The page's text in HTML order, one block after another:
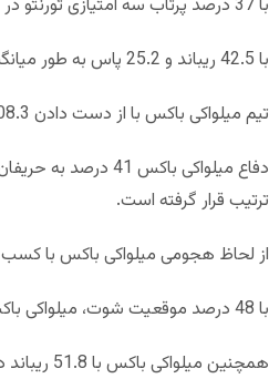
با 37 درصد پرتاب سه امتیازی تورنتو در رده پنجم قرار گرفته است.
با 42.5 ریباند و 25.2 پاس به طور میانگین در هر بازی، تورنتو به ترتیب از این حیث در رده های دوازدهم و یازدهم قرار گرفته است.
تیم میلواکی باکس با از دست دادن 108.3 امتیاز به طور میانگین در هر بازی، دررده هشتم قرار گرفته است.
ترتیب قرار گرفته است.
از لحاظ هجومی میلواکی باکس با کسب 118.9 امتیاز به طور میانگین در هر بازی، در رده نخست NBA قرار دارد.
با 48 درصد موقعیت شوت، میلواکی باکس در رده دوم لیگ قرار دارد و با 35 درصد پرتاب سه امتیازی در رده شانزدهم قرار گرفته است.
همچنین میلواکی باکس با 51.8 ریباند در هر بازی، از این لحاظ نیز در رده نخست قرار گرفته است.